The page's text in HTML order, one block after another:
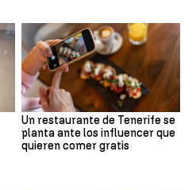
Un restaurante de Tenerife se
planta ante los influencer que
quieren comer gratis